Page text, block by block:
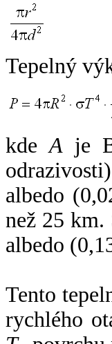
Tepelný
kdeA je
albedo
než 25
albedo
Tento
rychlého